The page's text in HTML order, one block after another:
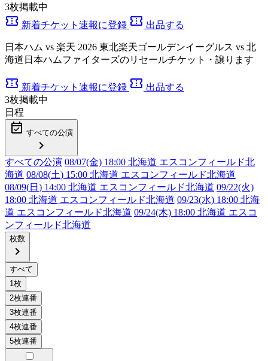
3枚掲載中
confirmation_number 新着チケット速報に登録 confirmation_number 出品する
日本ハム vs 楽天 2026 東北楽天ゴールデンイーグルス vs 北
海道日本ハムファイターズのリセールチケット・譲ります
confirmation_number 新着チケット速報に登録 confirmation_number 出品する
3枚掲載中
日程
event_available すべての公演
chevron_right
すべての公演 08/07(金) 18:00 北海道 エスコンフィールド北
海道 08/08(土) 15:00 北海道 エスコンフィールド北海道
08/09(日 ) 14:00 北海道 エスコンフィールド北海道 09/22(火)
18:00 北海道 エスコンフィールド北海道 09/23(水) 18:00 北海
道 エスコンフィールド北海道 09/24(木) 18:00 北海道 エスコ
ンフィールド北海道
枚数
chevron_right